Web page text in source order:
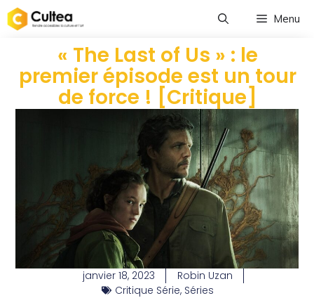
Menu
« The Last of Us » : le
premier épisode est un tour
de force ! [Critique]
janvier 18, 2023
Robin Uzan
Critique Série, Séries